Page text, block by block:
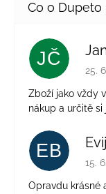
JČ
25.
Zboží jako vždy
nákup a určitě si
EB
15.
Opravdu krásné